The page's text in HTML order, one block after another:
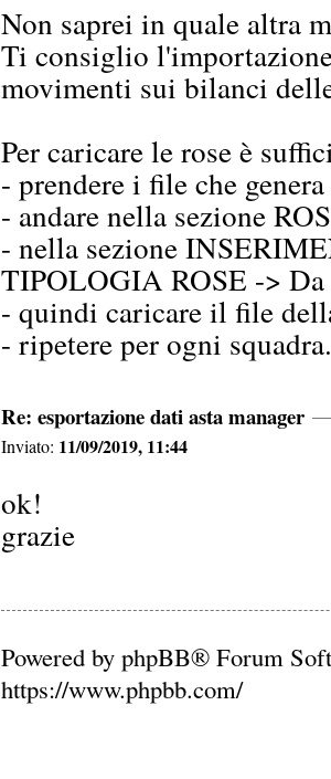
Non saprei in quale altra
Ti consiglio
movimenti sui bilanci
Per caricare le rose è
- prendere i file che
- andare nella sezione
- nella sezione
TIPOLOGIA ROSE ->
- quindi caricare il file
- ripetere per ogni
Re: esportazione dati asta manager
Inviato: 11/09/2019, 11:44
ok!
grazie
Powered by phpBB® Forum
https://www.phpbb.com/